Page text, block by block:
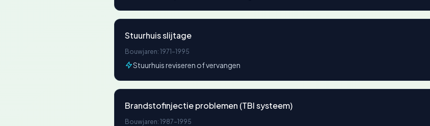
Stuurhuis slijtage
Bouwjaren: 1971-1995
Stuurhuis reviseren of vervangen
Brandstofinjectie problemen (TBI systeem)
Bouwjaren: 1987-1995